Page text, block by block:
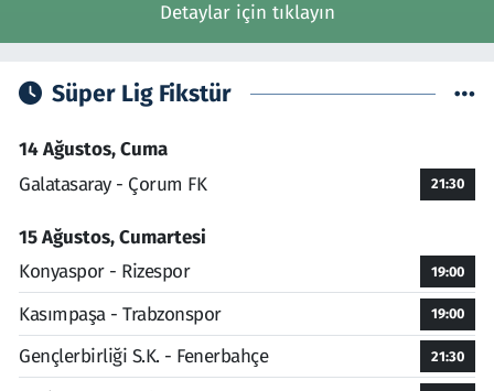
Detaylar için tıklayın
Süper Lig Fikstür
14 Ağustos, Cuma
Galatasaray - Çorum FK
21:30
15 Ağustos, Cumartesi
Konyaspor - Rizespor
19:00
Kasımpaşa - Trabzonspor 19:00
Gençlerbirliği S.K. - Fenerbahçe 21:30